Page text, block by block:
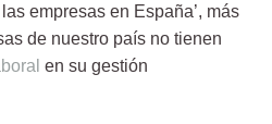
empresas en España’, más
de nuestro país no tienen
en su gestión